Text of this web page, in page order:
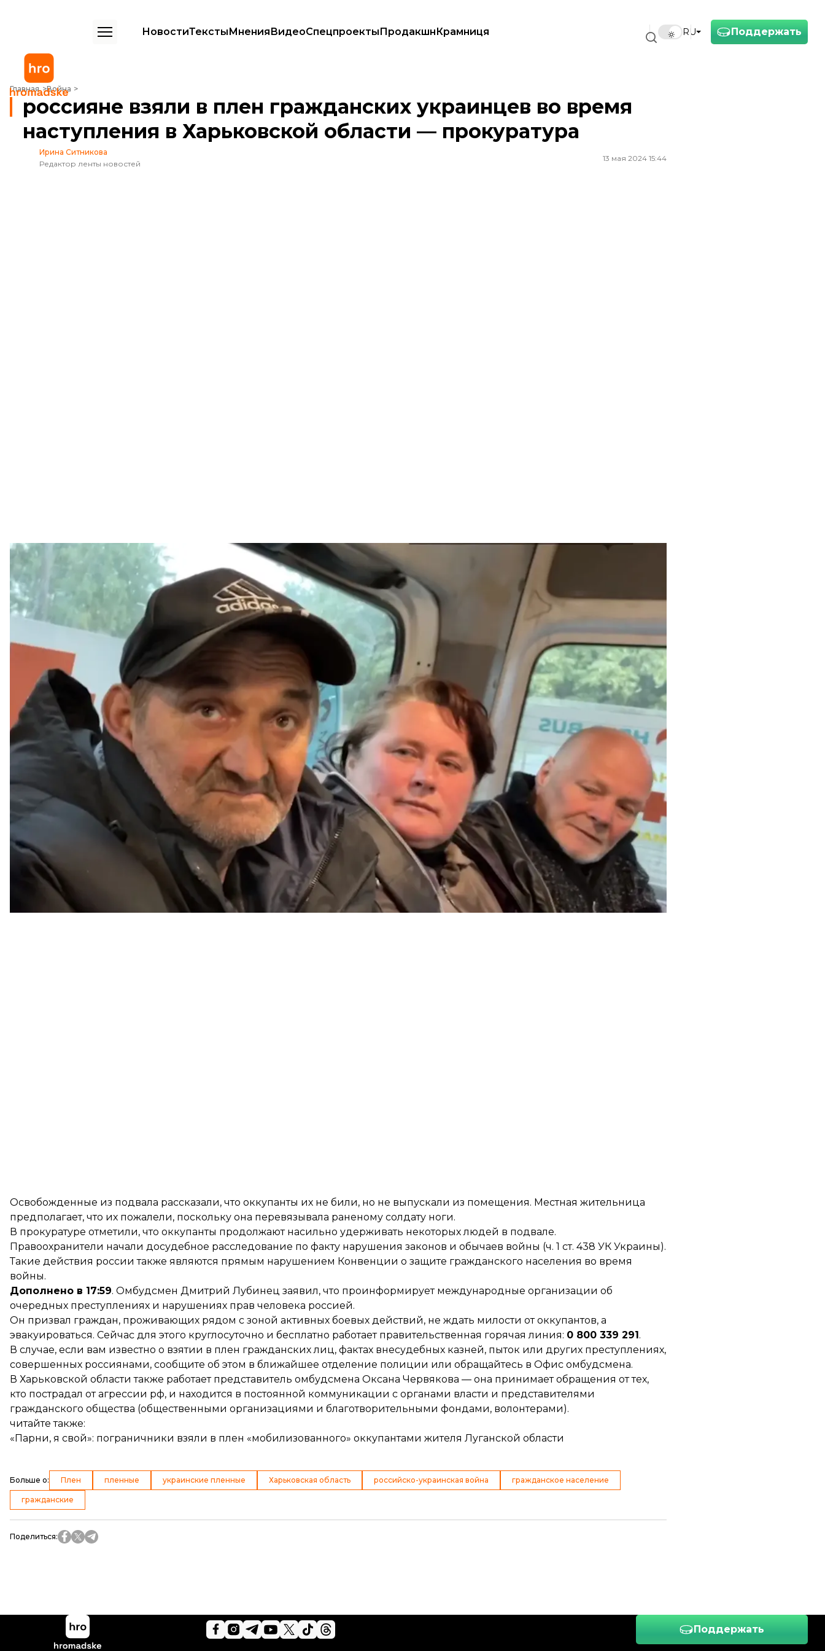
Поддержать
RU
НовостиТекстыМненияВидеоСпецпроектыПродакшнКрамниця
Главная Война
россияне взяли в плен гражданских украинцев во время наступления в Харьковской области — прокуратура
россияне взяли в плен гражданских украинцев во время
наступления в Харьковской области — прокуратура
Ирина Ситникова
Редактор ленты новостей
13 мая 2024 15:44
Жители Волчанской громады, которых россияне несколько дней удерживали в подвале
Скриншот / «Суспильное»
Войска россии захватили в плен гражданских жителей приграничной Волчанской громады во время наступательных
действий в Харьковской области.
Об этом
сообщила
Харьковская областная прокуратура.
Оккупанты поместили местных жителей в подвал 11 мая. Некоторым из них 13 мая удалось сбежать и добраться до
волонтеров. Сейчас люди находятся в безопасности.
Потерпевшие рассказали, что во время пребывания в подвале они слышали разговоры российских военнослужащих о том,
что мирное население должно быть расстреляно. Также людей принуждали оказывать раненым оккупантам медицинскую
помощь.
«Мы сбежали. Они немного отошли, а мы вырвались […] Сегодня утром солдат заходит и говорит: “Идем так же, как пришли”.
Забрали раненых, и мы бегом-бегом убегать. Там еще люди остались» , — рассказал местный житель в комментарии
«Суспильному».
Освобожденные из подвала рассказали, что оккупанты их не били, но не выпускали из помещения. Местная жительница
предполагает, что их пожалели, поскольку она перевязывала раненому солдату ноги.
В прокуратуре отметили, что оккупанты продолжают насильно удерживать некоторых людей в подвале.
Правоохранители начали досудебное расследование по факту нарушения законов и обычаев войны (ч. 1 ст. 438 УК Украины).
Такие действия россии также являются прямым нарушением Конвенции о защите гражданского населения во время
войны.
Дополнено в 17:59. Омбудсмен Дмитрий Лубинец заявил, что проинформирует международные организации об
очередных преступлениях и нарушениях прав человека россией.
Он призвал граждан, проживающих рядом с зоной активных боевых действий, не ждать милости от оккупантов, а
эвакуироваться. Сейчас для этого круглосуточно и бесплатно работает правительственная горячая линия: 0 800 339 291.
В случае, если вам известно о взятии в плен гражданских лиц, фактах внесудебных казней, пыток или других преступлениях,
совершенных россиянами, сообщите об этом в ближайшее отделение полиции или обращайтесь в Офис омбудсмена.
В Харьковской области также работает представитель омбудсмена Оксана Червякова — она принимает обращения от тех,
кто пострадал от агрессии рф, и находится в постоянной коммуникации с органами власти и представителями
гражданского общества (общественными организациями и благотворительными фондами, волонтерами).
читайте также:
«Парни, я свой»: пограничники взяли в плен «мобилизованного» оккупантами жителя Луганской области
Больше о: Плен пленные украинские пленные Харьковская область российско-украинская война гражданское население
гражданские
Поделиться:
Поддержать